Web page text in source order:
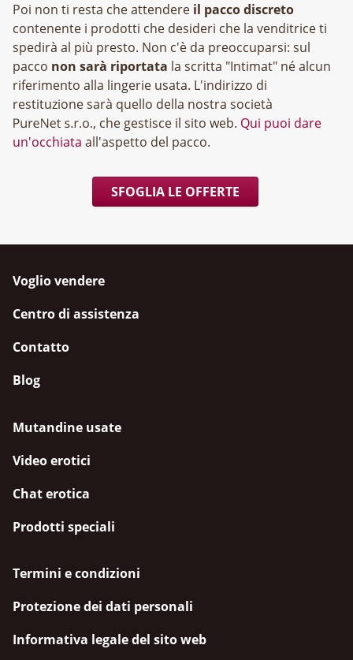
Poi non ti resta che attendere il pacco discreto
contenente i prodotti che desideri che la venditrice ti
spedirà al più presto. Non c'è da preoccuparsi: sul
pacco non sarà riportata la scritta "Intimat" né alcun
riferimento alla lingerie usata. L'indirizzo di
restituzione sarà quello della nostra società
, che gestisce il sito web. Qui puoi dare
un'occhiata all'aspetto del pacco.
SFOGLIA LE OFFERTE
Voglio vendere
Centro di assistenza
Contatto
Blog
Mutandine usate
Video erotici
Chat erotica
Prodotti speciali
Termini e condizioni
Protezione dei dati personali
Informativa legale del sito web